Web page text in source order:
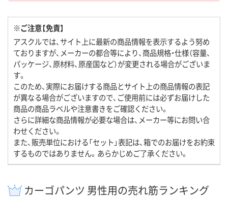
※ご注意【免責】
アスクルでは、サイト上に最新の商品情報を表示するよう努め
ておりますが、メーカーの都合等により、商品規格・仕様（容量、
パッケージ、原材料、原産国など）が変更される場合がございま
す。
このため、実際にお届けする商品とサイト上の商品情報の表記
が異なる場合がございますので、ご使用前には必ずお届けした
商品の商品ラベルや注意書きをご確認ください。
さらに詳細な商品情報が必要な場合は、メーカー等にお問い合
わせください。
また、販売単位における「セット」表記は、箱でのお届けをお約束
するものではありません。あらかじめご了承ください。
カーゴパンツ 男性用の売れ筋ランキング